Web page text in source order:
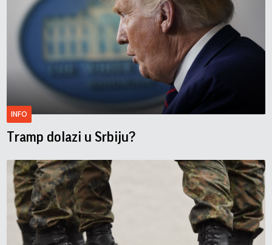
INFO
Tramp dolazi u Srbiju?